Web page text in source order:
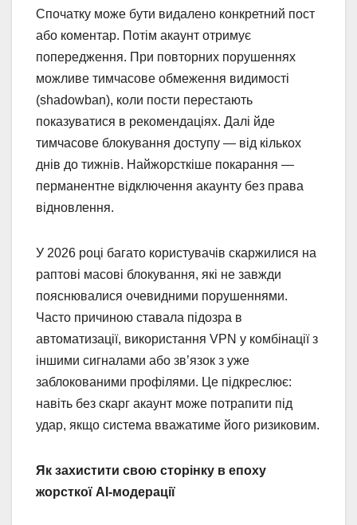
Спочатку може бути видалено конкретний пост
або коментар. Потім акаунт отримує
попередження. При повторних порушеннях
можливе тимчасове обмеження видимості
(shadowban), коли пости перестають
показуватися в рекомендаціях. Далі йде
тимчасове блокування доступу — від кількох
днів до тижнів. Найжорсткіше покарання —
перманентне відключення акаунту без права
відновлення.
У 2026 році багато користувачів скаржилися на
раптові масові блокування, які не завжди
пояснювалися очевидними порушеннями.
Часто причиною ставала підозра в
автоматизації, використання VPN у комбінації з
іншими сигналами або зв’язок з уже
заблокованими профілями. Це підкреслює:
навіть без скарг акаунт може потрапити під
удар, якщо система вважатиме його ризиковим.
Як захистити свою сторінку в епоху
жорсткої AI-модерації